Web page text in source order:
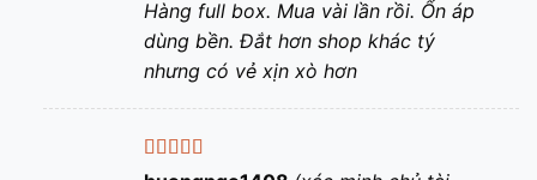
Hàng full box. Mua vài lần rồi. Ổn áp
dùng bền. Đắt hơn shop khác tý
nhưng có vẻ xịn xò hơn
Được xếp